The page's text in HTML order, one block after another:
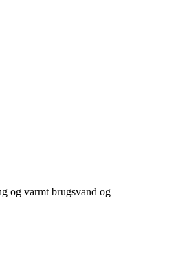
og varmt brugsvand og